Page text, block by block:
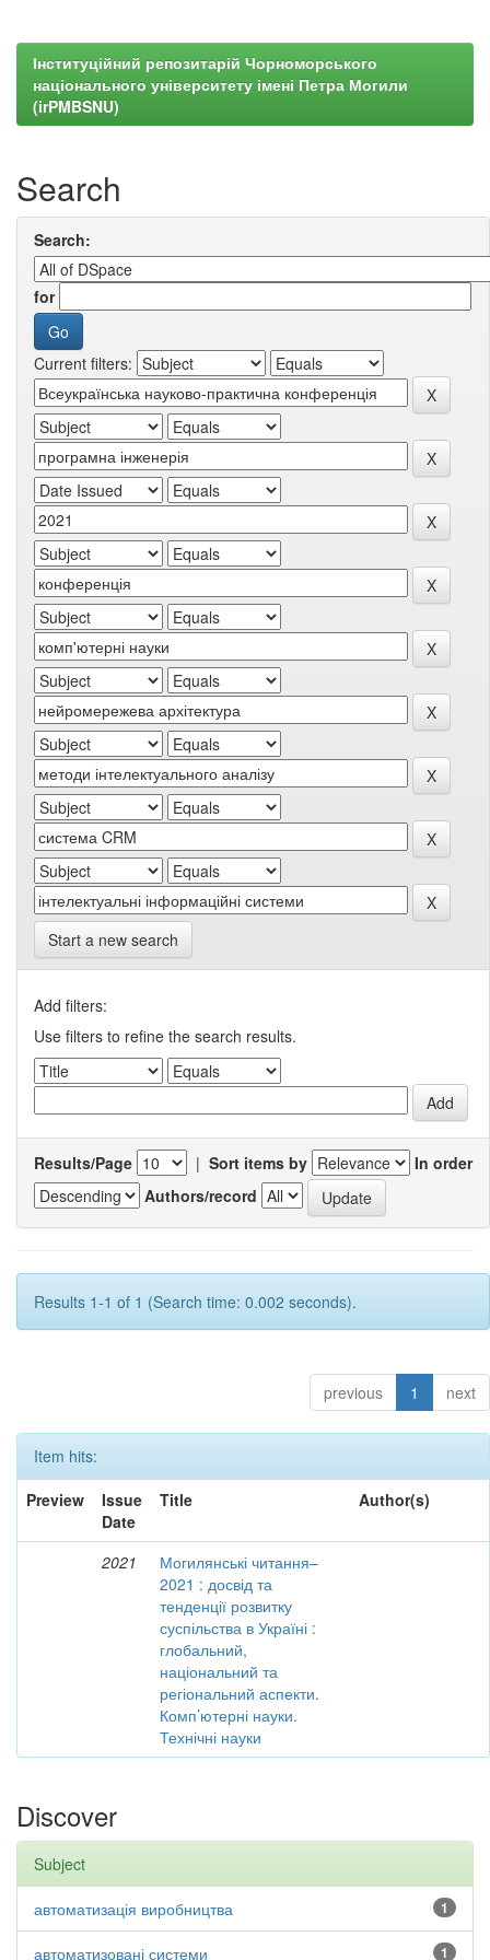
Інституційний репозитарій Чорноморського
національного університету імені Петра Могили
(irPMBSNU)
Search
Search:
for
Current filters:
Start a new search
Add filters:
Use filters to refine the search results.
Results/Page | Sort items by
In order
Authors/record
Results 1-1 of 1 (Search time: 0.002 seconds).
previous 1 next
Item hits:
Preview
Issue
Date
Title Author(s)
2021
Могилянські читання–
2021 : досвід та
тенденції розвитку
суспільства в Україні :
глобальний,
національний та
регіональний аспекти.
Комп’ютерні науки.
Технічні науки
Discover
Subject
1
автоматизація виробництва
1
автоматизовані системи